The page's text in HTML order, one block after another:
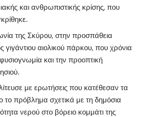
και ανθρωπιστικής κρίσης, που
της Σκύρου, στην προσπάθεια
αιολικού πάρκου, που χρόνια
και την προοπτική
με ερωτήσεις που κατέθεσαν τα
το πρόβλημα σχετικά με τη δημόσια
νερού στο βόρειο κομμάτι της